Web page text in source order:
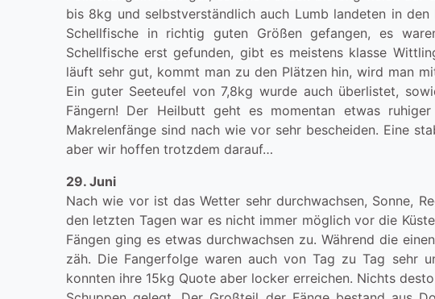
bis 8kg und selbstverständlich auch Lumb landeten in
Schellfische in richtig guten Größen gefangen, es
Schellfische erst gefunden, gibt es meistens klasse
läuft sehr gut, kommt man zu den Plätzen hin, wird man
Ein guter Seeteufel von 7,8kg wurde auch überlistet,
Fängern! Der Heilbutt geht es momentan etwas
Makrelenfänge sind nach wie vor sehr bescheiden. Eine
aber wir hoffen trotzdem darauf…
29. Juni
Nach wie vor ist das Wetter sehr durchwachsen, Sonne,
den letzten Tagen war es nicht immer möglich vor die
Fängen ging es etwas durchwachsen zu. Während die
zäh. Die Fangerfolge waren auch von Tag zu Tag sehr
konnten ihre 15kg Quote aber locker erreichen. Nichts